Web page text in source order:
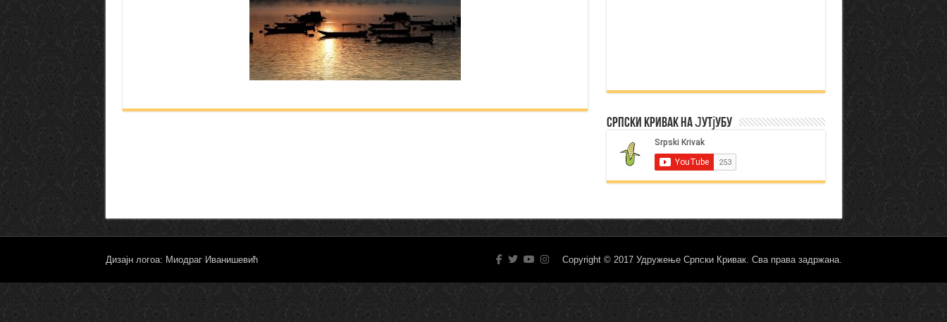
Српски Кривак на Јутјубу
Copyright © 2017 Удружење Српски Кривак. Сва права задржана.
Дизајн логоа: Миодраг Иванишевић